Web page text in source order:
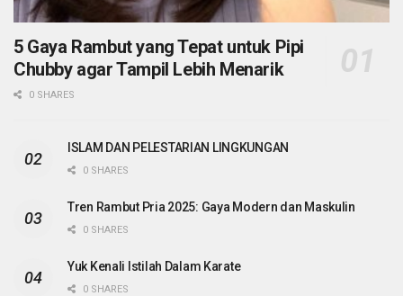
5 Gaya Rambut yang Tepat untuk Pipi
Chubby agar Tampil Lebih Menarik
0 SHARES
ISLAM DAN PELESTARIAN LINGKUNGAN
0 SHARES
Tren Rambut Pria 2025: Gaya Modern dan Maskulin
0 SHARES
Yuk Kenali Istilah Dalam Karate
0 SHARES